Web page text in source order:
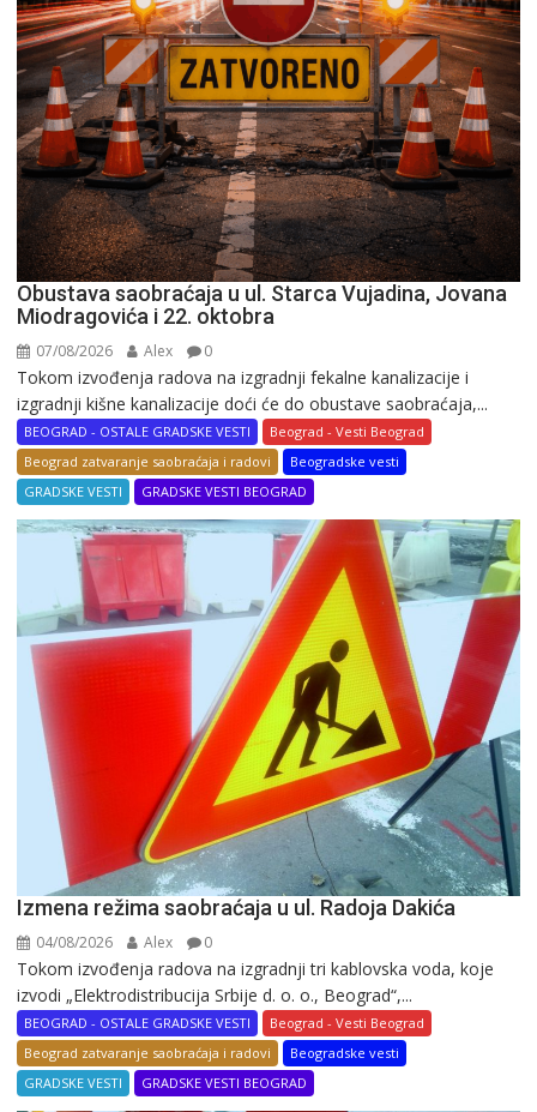
Obustava saobraćaja u ul. Starca Vujadina, Jovana
Miodragovića i 22. oktobra
07/08/2026 Alex 0
Tokom izvođenja radova na izgradnji fekalne kanalizacije i
izgradnji kišne kanalizacije doći će do obustave saobraćaja,...
BEOGRAD - OSTALE GRADSKE VESTI
Beograd - Vesti Beograd
Beograd zatvaranje saobraćaja i radovi
Beogradske vesti
GRADSKE VESTI
GRADSKE VESTI BEOGRAD
Izmena režima saobraćaja u ul. Radoja Dakića
04/08/2026 Alex 0
Tokom izvođenja radova na izgradnji tri kablovska voda, koje
izvodi „Elektrodistribucija Srbije d. o. o., Beograd“,...
BEOGRAD - OSTALE GRADSKE VESTI
Beograd - Vesti Beograd
Beograd zatvaranje saobraćaja i radovi
Beogradske vesti
GRADSKE VESTI
GRADSKE VESTI BEOGRAD